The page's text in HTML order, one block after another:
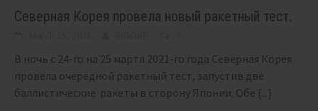
Северная Корея провела новый ракетный тест.
В ночь с 24-го на 25 марта 2021-го года Северная Корея
провела очередной ракетный тест, запустив две
баллистические ракеты в сторону Японии. Обе [...]